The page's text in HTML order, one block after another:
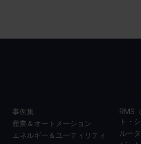
事例集
産業＆オートメーション
エネルギー＆ユーティリティ
RMS
ト・
ルー